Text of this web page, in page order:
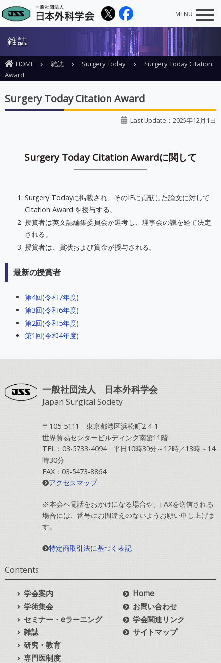
MENU
雑誌
HOME 雑誌 Surgery Today
Surgery Today Citation
Award
Surgery Today Citation Award
Last Update：2025年12月1日
Surgery Today Citation Awardに関して
Surgery Todayに掲載され、そのIFに貢献した論文に対して
Citation Award を授与する。
授賞者は英文誌編集委員会が選考し、理事会の議を経て決定
される。
授賞者は、賞状および賞金が授与される。
最新の授賞者
第4回(令和7年度)
第3回(令和6年度)
第2回(令和5年度)
第1回(令和4年度)
一般社団法人 日本外科学会
Japan Surgical Society
〒105-5111 東京都港区浜松町2-4-1
世界貿易センタービルディング南館11階
TEL：03-5733-4094 平日10時30分～12時／13時～14
時30分
FAX：03-5473-8864
アクセスマップ
※本会へ電話をおかけになる場合や、FAXを送信される
場合には、番号にお間違えのないようお願い申し上げま
す。
特定商取引法に基づく表記
Contents
学会案内
学術集会
セミナー・eラーニング
雑誌
研究・教育
専門医制度
Home
お問い合わせ
学会関連リンク
サイトマップ